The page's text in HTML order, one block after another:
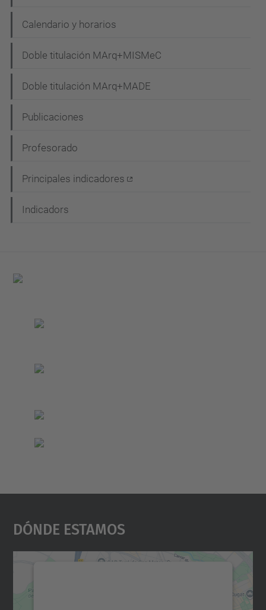
a
c
ó
n
Calendario y horarios
Doble titulación MArq+MISMeC
Doble titulación MArq+MADE
Publicaciones
Profesorado
Principales indicadores
Indicadors
Dónde Estamos